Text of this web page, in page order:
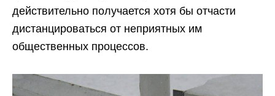
действительно получается хотя бы отчасти
дистанцироваться от неприятных им
общественных процессов.